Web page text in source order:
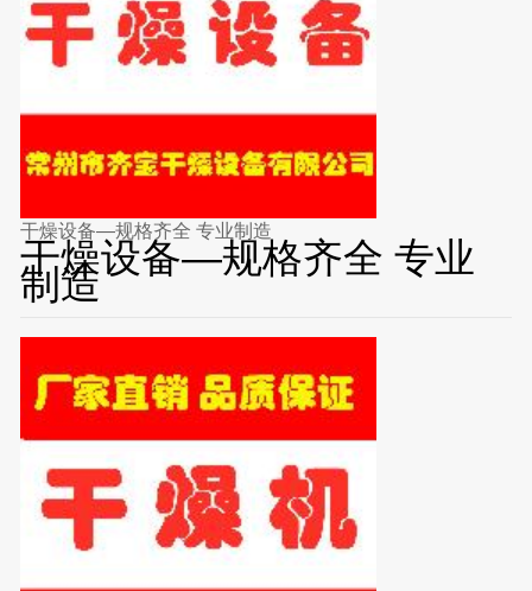
干燥设备—规格齐全 专业制造
干燥设备—规格齐全 专业
制造